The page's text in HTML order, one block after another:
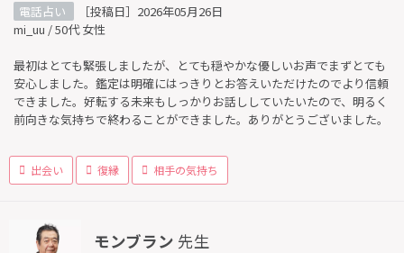
電話占い
［投稿日］2026年05月26日
mi_uu / 50代 女性
最初はとても緊張しましたが、とても穏やかな優しいお声でまずとても
安心しました。鑑定は明確にはっきりとお答えいただけたのでより信頼
できました。好転する未来もしっかりお話ししていたいたので、明るく
前向きな気持ちで終わることができました。ありがとうございました。
出会い 復縁 相手の気持ち
モンブラン 先生